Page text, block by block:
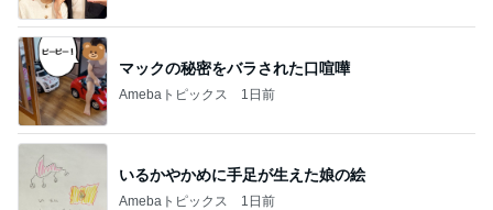
マックの秘密をバラされた口喧嘩
Amebaトピックス 1日前
いるかやかめに手足が生えた娘の絵
Amebaトピックス 1日前